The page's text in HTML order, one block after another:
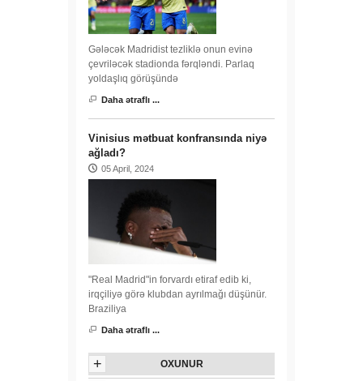
Gələcək Madridist tezliklə onun evinə
çevriləcək stadionda fərqləndi. Parlaq
yoldaşlıq görüşündə
Daha ətraflı ...
Vinisius mətbuat konfransında niyə
ağladı?
05 April, 2024
"Real Madrid"in forvardı etiraf edib ki,
irqçiliyə görə klubdan ayrılmağı düşünür.
Braziliya
Daha ətraflı ...
OXUNUR
+